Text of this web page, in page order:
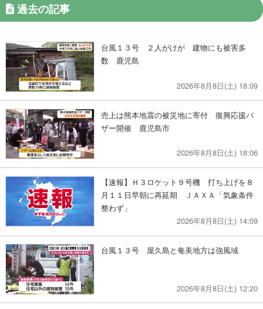
過去の記事
台風１３号 ２人がけが 建物にも被害多
数 鹿児島
2026年8月8日(土) 18:09
売上は熊本地震の被災地に寄付 復興応援バ
ザー開催 鹿児島市
2026年8月8日(土) 18:06
【速報】Ｈ３ロケット９号機 打ち上げを８
月１１日早朝に再延期 ＪＡＸＡ「気象条件
整わず」
2026年8月8日(土) 14:09
台風１３号 屋久島と奄美地方は強風域
2026年8月8日(土) 12:20